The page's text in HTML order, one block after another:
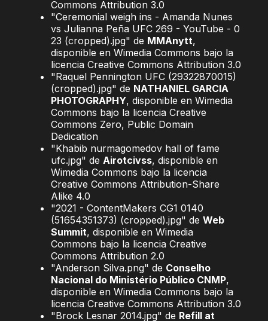
Commons Attribution 3.0
"Ceremonial weigh ins - Amanda Nunes
vs Julianna Peña UFC 269 - YouTube - 0
23 (cropped).jpg" de MMAnytt,
disponible en Wimedia Commons bajo la
licencia Creative Commons Attribution 3.0
"Raquel Pennington UFC (29322870015)
(cropped).jpg" de NATHANIEL GARCIA
PHOTOGRAPHY, disponible en Wimedia
Commons bajo la licencia Creative
Commons Zero, Public Domain
Dedication
"Khabib nurmagomedov hall of fame
ufc.jpg" de Airotcivss, disponible en
Wimedia Commons bajo la licencia
Creative Commons Attribution-Share
Alike 4.0
"2021 - ContentMakers CG1 0140
(51654351373) (cropped).jpg" de Web
Summit, disponible en Wimedia
Commons bajo la licencia Creative
Commons Attribution 2.0
"Anderson Silva.png" de Conselho
Nacional do Ministério Público CNMP,
disponible en Wimedia Commons bajo la
licencia Creative Commons Attribution 3.0
"Brock Lesnar 2014.jpg" de Refill at